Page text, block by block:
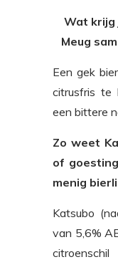
Wat krijg
Meug
Een gek
citrusfris te
een bittere
Zo weet
of
menig
Katsubo
van 5,6%